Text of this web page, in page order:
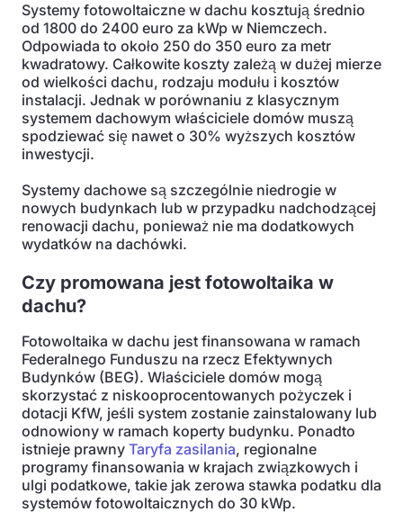
Systemy fotowoltaiczne w dachu kosztują średnio
od 1800 do 2400 euro za kWp w Niemczech.
Odpowiada to około 250 do 350 euro za metr
kwadratowy. Całkowite koszty zależą w dużej mierze
od wielkości dachu, rodzaju modułu i kosztów
instalacji. Jednak w porównaniu z klasycznym
systemem dachowym właściciele domów muszą
spodziewać się nawet o 30% wyższych kosztów
inwestycji.
Systemy dachowe są szczególnie niedrogie w
nowych budynkach lub w przypadku nadchodzącej
renowacji dachu, ponieważ nie ma dodatkowych
wydatków na dachówki.
Czy promowana jest fotowoltaika w
dachu?
Fotowoltaika w dachu jest finansowana w ramach
Federalnego Funduszu na rzecz Efektywnych
Budynków (BEG). Właściciele domów mogą
skorzystać z niskooprocentowanych pożyczek i
dotacji KfW, jeśli system zostanie zainstalowany lub
odnowiony w ramach koperty budynku. Ponadto
istnieje prawny Taryfa zasilania, regionalne
programy finansowania w krajach związkowych i
ulgi podatkowe, takie jak zerowa stawka podatku dla
systemów fotowoltaicznych do 30 kWp.